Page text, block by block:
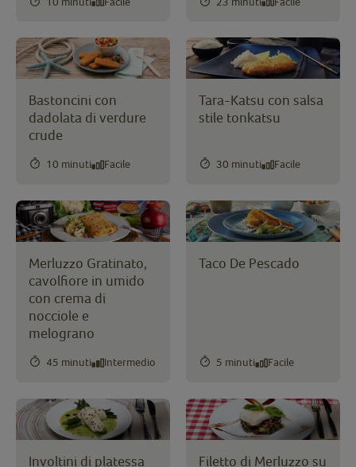
Bastoncini con
dadolata di verdure
crude
10 minuti Facile
Tara-Katsu con salsa
stile tonkatsu
30 minuti Facile
Merluzzo Gratinato,
cavolfiore in umido
con crema di
nocciole e
melograno
45 minuti Intermedio
Taco De Pescado
5 minuti Facile
Involtini di platessa
Filetto di Merluzzo su